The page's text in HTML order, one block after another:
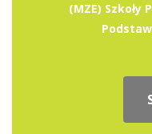
(MZE) Szkoły